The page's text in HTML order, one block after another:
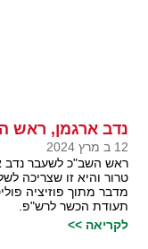
נדב ארגמן, ראש
12 ב מרץ 2024
ראש השב"כ לשעבר נדב
טרור והיא זו שצריכה
מדבר מתוך פוזיציה
תעודת הכשר לרש"פ.
לקריאה >>